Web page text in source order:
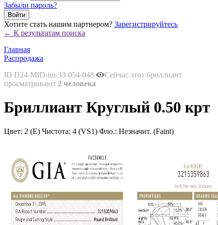
Забыли пароль?
Войти
Хотите стать нашим партнером? Зарегистрируйтесь
← К результатам поиска
Главная
Распродажа
ID D24-MID-im-33-054-048
Сейчас этот бриллиант
просматривают 2 человека
Бриллиант Круглый 0.50 крт
Цвет: 2 (E) Чистота: 4 (VS1) Фло.: Незначит. (Faint)